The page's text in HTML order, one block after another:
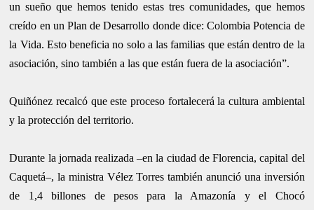
un sueño que hemos tenido estas tres comunidades, que hemos
creído en un Plan de Desarrollo donde dice: Colombia Potencia de
la Vida. Esto beneficia no solo a las familias que están dentro de la
asociación, sino también a las que están fuera de la asociación”.
Quiñónez recalcó que este proceso fortalecerá la cultura ambiental
y la protección del territorio.
Durante la jornada realizada –en la ciudad de Florencia, capital del
Caquetá–, la ministra Vélez Torres también anunció una inversión
de 1,4 billones de pesos para la Amazonía y el Chocó